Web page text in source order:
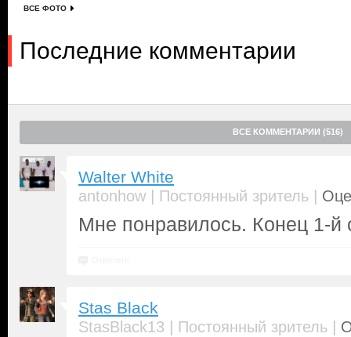
ВСЕ ФОТО
Последние комментарии
ВСЕ КОММЕНТАРИИ (516)
Walter White
antonhow | Постоянный зритель |
Мне понравилось. Конец 1-й
Stas Black
StasBlack13 | Постоянный зритель |